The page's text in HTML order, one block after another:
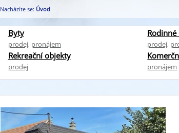
Nacházíte se: Úvod
Byty
prodej, pronájem prodej,
Rekreační objekty
prodej pronájem